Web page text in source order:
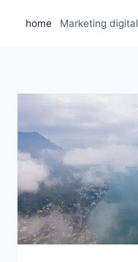
home Marketing digital